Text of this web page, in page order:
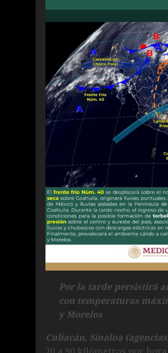
Por la tarde persistirá
con temperaturas
y Morelos
Culiacán, Sinaloa